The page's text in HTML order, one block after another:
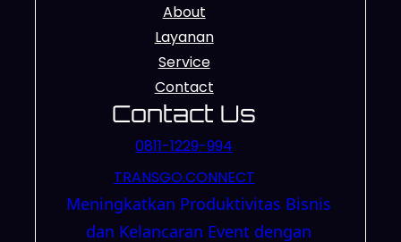
About
Layanan
Service
Contact
Contact Us
0811-1229-994
TRANSGO.CONNECT
Meningkatkan Produktivitas Bisnis
dan Kelancaran Event dengan